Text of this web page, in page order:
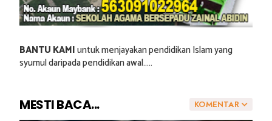
BANTU KAMIuntuk menjayakan pendidikan Islam yang
syumul daripada pendidikan awal.....
KOMENTAR
MESTI BACA...